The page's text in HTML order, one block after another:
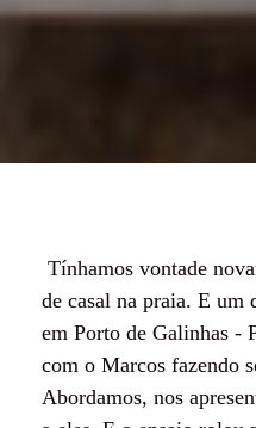
Tínhamos vontade
de casal na praia. E um
em Porto de Galinhas -
com o Marcos fazendo
Abordamos, nos